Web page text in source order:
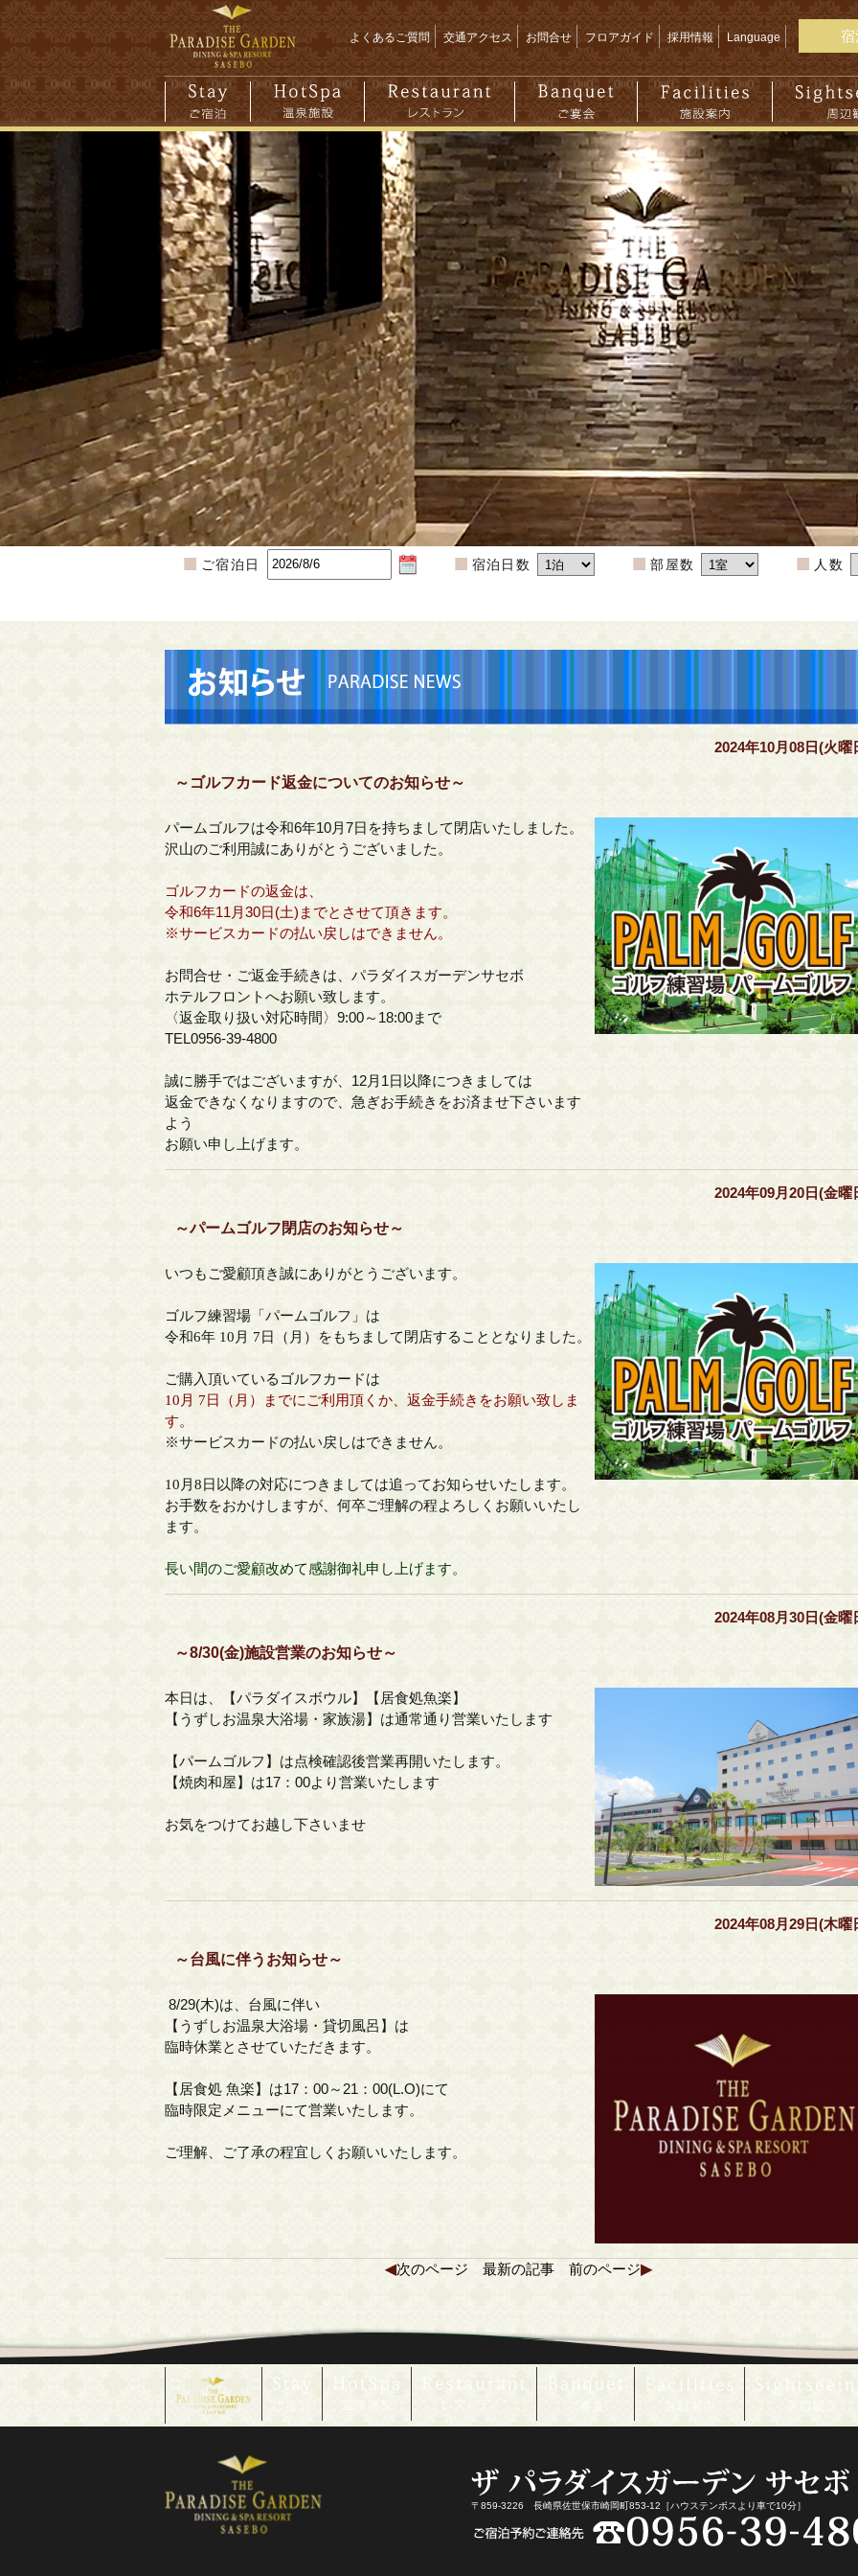
よくあるご質問 交通アクセス お問合せ フロアガイド 採用情報 Language 宿
ご宿泊日 宿泊日数 部屋数 人数
2024年10月08日(火曜
～ゴルフカード返金についてのお知らせ～
パームゴルフは令和6年10月7日を持ちまして閉店いたしました。
沢山のご利用誠にありがとうございました。
ゴルフカードの返金は、
令和6年11月30日(土)までとさせて頂きます。
※サービスカードの払い戻しはできません。
お問合せ・ご返金手続きは、パラダイスガーデンサセボ
ホテルフロントへお願い致します。
〈返金取り扱い対応時間〉9:00～18:00まで
TEL0956-39-4800
誠に勝手ではございますが、12月1日以降につきましては
返金できなくなりますので、急ぎお手続きをお済ませ下さいます
よう
お願い申し上げます。
2024年09月20日(金曜
～パームゴルフ閉店のお知らせ～
いつもご愛顧頂き誠にありがとうございます。
ゴルフ練習場「パームゴルフ」は
令和6年 10月 7日（月）をもちまして閉店することとなりました。
ご購入頂いているゴルフカードは
10月 7日（月）までにご利用頂くか、返金手続きをお願い致しま
す。
※サービスカードの払い戻しはできません。
10月8日以降の対応につきましては追ってお知らせいたします。
お手数をおかけしますが、何卒ご理解の程よろしくお願いいたし
ます。
長い間のご愛顧改めて感謝御礼申し上げます。
2024年08月30日(金曜
～8/30(金)施設営業のお知らせ～
本日は、【パラダイスボウル】【居食処魚楽】
【うずしお温泉大浴場・家族湯】は通常通り営業いたします
【パームゴルフ】は点検確認後営業再開いたします。
【焼肉和屋】は17：00より営業いたします
お気をつけてお越し下さいませ
2024年08月29日(木曜
～台風に伴うお知らせ～
8/29(木)は、台風に伴い
【うずしお温泉大浴場・貸切風呂】は
臨時休業とさせていただきます。
【居食処 魚楽】は17：00～21：00(L.O)にて
臨時限定メニューにて営業いたします。
ご理解、ご了承の程宜しくお願いいたします。
◀次のページ 最新の記事 前のページ▶
〒859-3226 長崎県佐世保市崎岡町853-12［ハウステンボスより車で10分］